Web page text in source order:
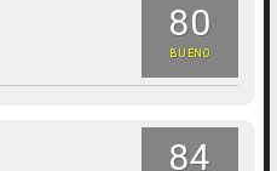
80
BUENO
84